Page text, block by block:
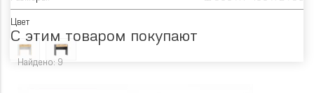
Цвет
С этим товаром покупают
Найдено: 9